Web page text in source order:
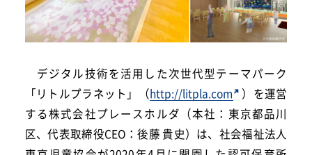
デジタル技術を活用した次世代型テーマパーク
「リトルプラネット」（http://litpla.com
）を運営
する株式会社プレースホルダ（本社：東京都品川
区、代表取締役CEO：後藤 貴史）は、社会福祉法人